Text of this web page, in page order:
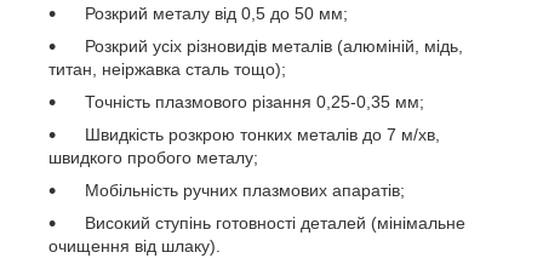
Розкрий металу від 0,5 до 50 мм;
Розкрий усіх різновидів металів (алюміній, мідь,
титан, неіржавка сталь тощо);
Точність плазмового різання 0,25-0,35 мм;
Швидкість розкрою тонких металів до 7 м/хв,
швидкого пробого металу;
Мобільність ручних плазмових апаратів;
Високий ступінь готовності деталей (мінімальне
очищення від шлаку).